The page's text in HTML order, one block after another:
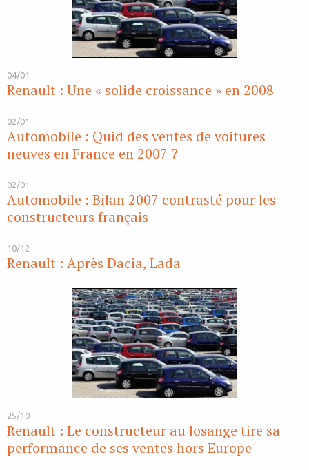
04/01
Renault : Une « solide croissance » en 2008
02/01
Automobile : Quid des ventes de voitures
neuves en France en 2007 ?
02/01
Automobile : Bilan 2007 contrasté pour les
constructeurs français
10/12
Renault : Après Dacia, Lada
25/10
Renault : Le constructeur au losange tire sa
performance de ses ventes hors Europe